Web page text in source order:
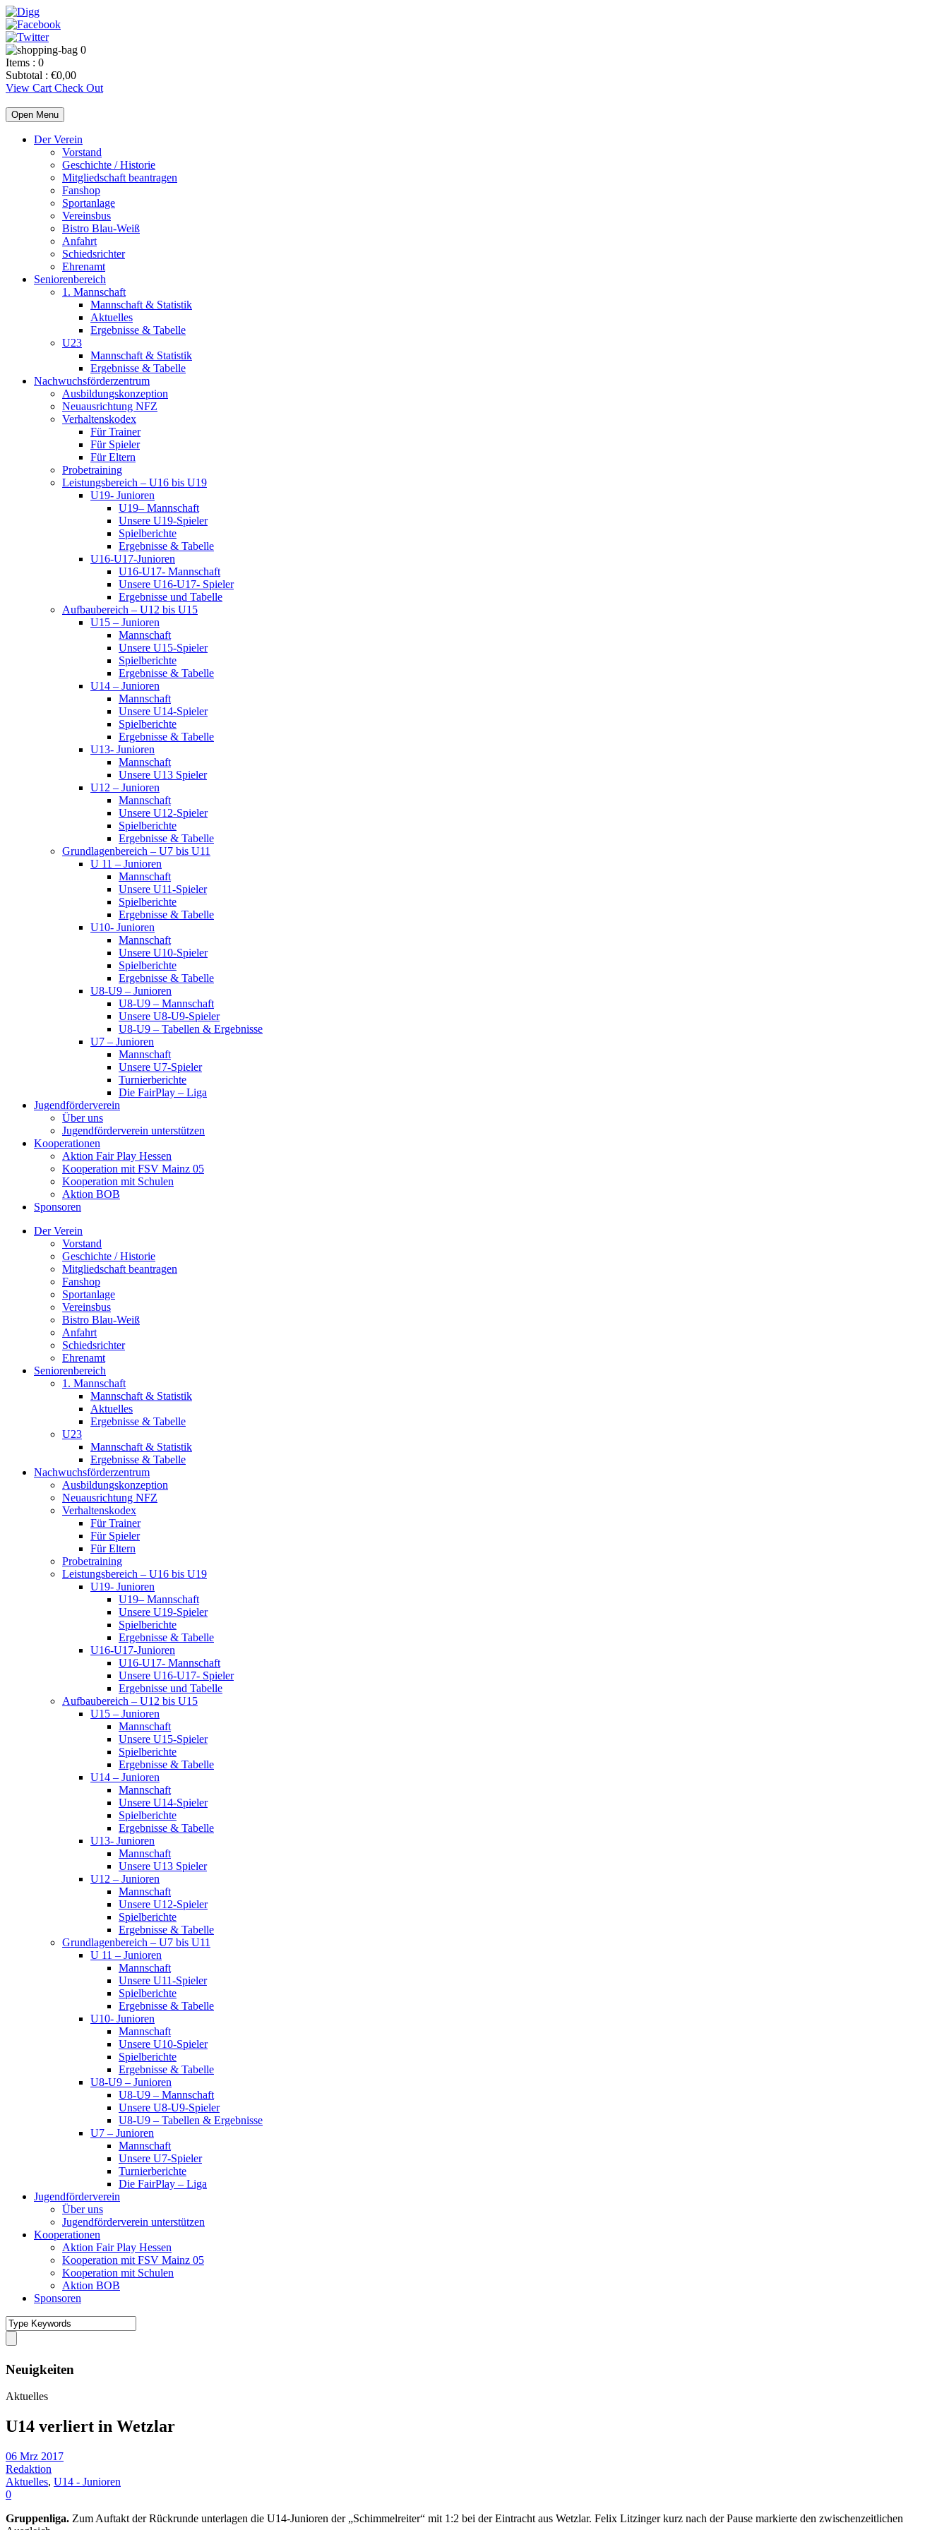
0
Items : 0
Subtotal : €0,00
View Cart Check Out
Open Menu
Der Verein
Vorstand
Geschichte / Historie
Mitgliedschaft beantragen
Fanshop
Sportanlage
Vereinsbus
Bistro Blau-Weiß
Anfahrt
Schiedsrichter
Ehrenamt
Seniorenbereich
1. Mannschaft
Mannschaft & Statistik
Aktuelles
Ergebnisse & Tabelle
U23
Mannschaft & Statistik
Ergebnisse & Tabelle
Nachwuchsförderzentrum
Ausbildungskonzeption
Neuausrichtung NFZ
Verhaltenskodex
Für Trainer
Für Spieler
Für Eltern
Probetraining
Leistungsbereich – U16 bis U19
U19- Junioren
U19– Mannschaft
Unsere U19-Spieler
Spielberichte
Ergebnisse & Tabelle
U16-U17-Junioren
U16-U17- Mannschaft
Unsere U16-U17- Spieler
Ergebnisse und Tabelle
Aufbaubereich – U12 bis U15
U15 – Junioren
Mannschaft
Unsere U15-Spieler
Spielberichte
Ergebnisse & Tabelle
U14 – Junioren
Mannschaft
Unsere U14-Spieler
Spielberichte
Ergebnisse & Tabelle
U13- Junioren
Mannschaft
Unsere U13 Spieler
U12 – Junioren
Mannschaft
Unsere U12-Spieler
Spielberichte
Ergebnisse & Tabelle
Grundlagenbereich – U7 bis U11
U 11 – Junioren
Mannschaft
Unsere U11-Spieler
Spielberichte
Ergebnisse & Tabelle
U10- Junioren
Mannschaft
Unsere U10-Spieler
Spielberichte
Ergebnisse & Tabelle
U8-U9 – Junioren
U8-U9 – Mannschaft
Unsere U8-U9-Spieler
U8-U9 – Tabellen & Ergebnisse
U7 – Junioren
Mannschaft
Unsere U7-Spieler
Turnierberichte
Die FairPlay – Liga
Jugendförderverein
Über uns
Jugendförderverein unterstützen
Kooperationen
Aktion Fair Play Hessen
Kooperation mit FSV Mainz 05
Kooperation mit Schulen
Aktion BOB
Sponsoren
Der Verein
Vorstand
Geschichte / Historie
Mitgliedschaft beantragen
Fanshop
Sportanlage
Vereinsbus
Bistro Blau-Weiß
Anfahrt
Schiedsrichter
Ehrenamt
Seniorenbereich
1. Mannschaft
Mannschaft & Statistik
Aktuelles
Ergebnisse & Tabelle
U23
Mannschaft & Statistik
Ergebnisse & Tabelle
Nachwuchsförderzentrum
Ausbildungskonzeption
Neuausrichtung NFZ
Verhaltenskodex
Für Trainer
Für Spieler
Für Eltern
Probetraining
Leistungsbereich – U16 bis U19
U19- Junioren
U19– Mannschaft
Unsere U19-Spieler
Spielberichte
Ergebnisse & Tabelle
U16-U17-Junioren
U16-U17- Mannschaft
Unsere U16-U17- Spieler
Ergebnisse und Tabelle
Aufbaubereich – U12 bis U15
U15 – Junioren
Mannschaft
Unsere U15-Spieler
Spielberichte
Ergebnisse & Tabelle
U14 – Junioren
Mannschaft
Unsere U14-Spieler
Spielberichte
Ergebnisse & Tabelle
U13- Junioren
Mannschaft
Unsere U13 Spieler
U12 – Junioren
Mannschaft
Unsere U12-Spieler
Spielberichte
Ergebnisse & Tabelle
Grundlagenbereich – U7 bis U11
U 11 – Junioren
Mannschaft
Unsere U11-Spieler
Spielberichte
Ergebnisse & Tabelle
U10- Junioren
Mannschaft
Unsere U10-Spieler
Spielberichte
Ergebnisse & Tabelle
U8-U9 – Junioren
U8-U9 – Mannschaft
Unsere U8-U9-Spieler
U8-U9 – Tabellen & Ergebnisse
U7 – Junioren
Mannschaft
Unsere U7-Spieler
Turnierberichte
Die FairPlay – Liga
Jugendförderverein
Über uns
Jugendförderverein unterstützen
Kooperationen
Aktion Fair Play Hessen
Kooperation mit FSV Mainz 05
Kooperation mit Schulen
Aktion BOB
Sponsoren
Neuigkeiten
Aktuelles
U14 verliert in Wetzlar
06 Mrz 2017
Redaktion
Aktuelles, U14 - Junioren
0
Gruppenliga. Zum Auftakt der Rückrunde unterlagen die U14-Junioren der „Schimmelreiter“ mit 1:2 bei der Eintracht aus Wetzlar. Felix Litzinger kurz nach der Pause markierte den zwischenzeitlichen